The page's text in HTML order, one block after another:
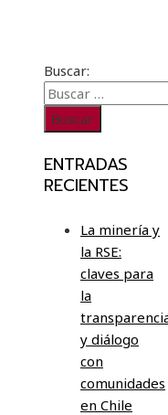
Buscar:
ENTRADAS
RECIENTES
La minería y
la RSE:
claves para
la
y diálogo
con
comunidades
en Chile